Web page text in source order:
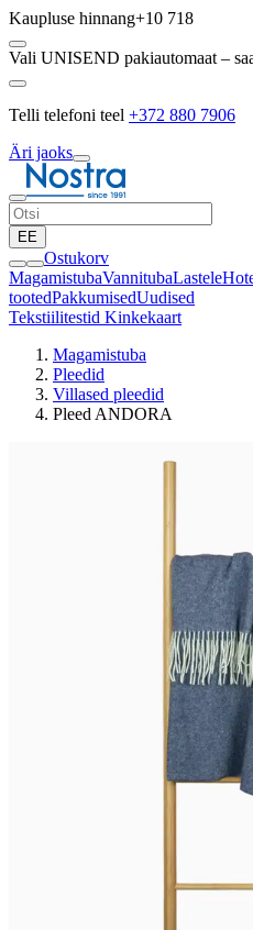
Kaupluse hinnang+10 718
Vali UNISEND pakiautomaat –
Telli telefoni teel +372 880 7906
Äri jaoks
EE
Ostukorv
MagamistubaVannitubaLastele
tootedPakkumisedUudised
Tekstiilitestid Kinkekaart
Magamistuba
Pleedid
Villased pleedid
Pleed ANDORA